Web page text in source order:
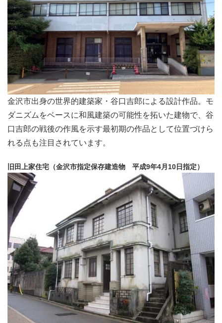
金沢市出身の世界的建築家・谷口吉郎による設計作品。モ
ダニズムをベースに和風建築の可能性を拓いた建物で、谷
口吉郎の戦後の作風を示す最初期の作品として位置づけら
れる点も注目されています。
旧田上家住宅（金沢市指定保存建造物 平成9年4月10日指定）